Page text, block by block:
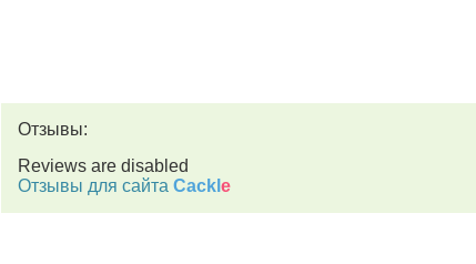
Отзывы:
Reviews are disabled
Отзывы для сайта Cackl e